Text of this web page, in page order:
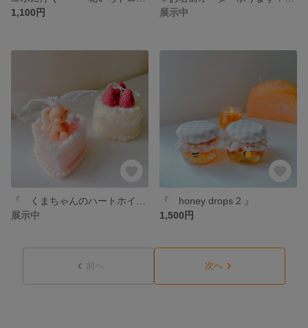
1,100円
展示中
展示中
『 honey drops 2 』
1,500円
前へ 次へ